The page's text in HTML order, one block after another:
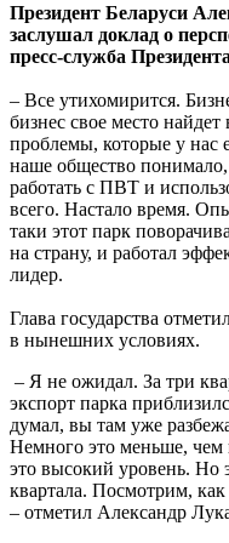
Президент Беларуси
заслушал доклад о
пресс-служба
– Все утихомирится.
бизнес свое место
проблемы, которые у нас
наше общество
работать с ПВТ и
всего. Настало время.
таки этот парк
на страну, и работал
лидер.
Глава государства
в нынешних условиях.
– Я не ожидал. За три
экспорт парка
думал, вы там уже
Немного это меньше,
это высокий уровень. Но
квартала. Посмотрим, как
– отметил Александр